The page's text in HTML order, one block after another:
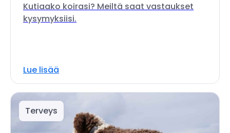
Kutiaako koirasi? Meiltä saat vastaukset
kysymyksiisi.
Lue lisää
Terveys